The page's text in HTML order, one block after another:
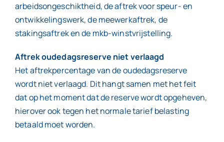
arbeidsongeschiktheid, de aftrek voor speur- en
ontwikkelingswerk, de meewerkaftrek, de
stakingsaftrek en de mkb-winstvrijstelling.
Aftrek oudedagsreserve niet verlaagd
Het aftrekpercentage van de oudedagsreserve
wordt niet verlaagd. Dit hangt samen met het feit
dat op het moment dat de reserve wordt opgeheven,
hierover ook tegen het normale tarief belasting
betaald moet worden.